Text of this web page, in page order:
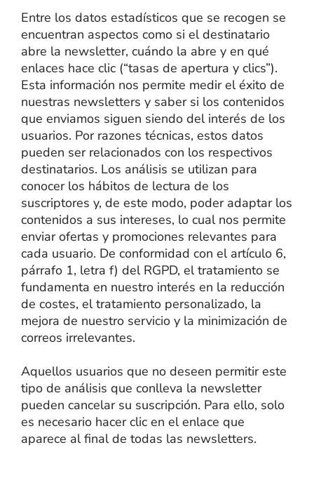
Entre los datos estadísticos que se recogen se
encuentran aspectos como si el destinatario
abre la newsletter, cuándo la abre y en qué
enlaces hace clic (“tasas de apertura y clics”).
Esta información nos permite medir el éxito de
nuestras newsletters y saber si los contenidos
que enviamos siguen siendo del interés de los
usuarios. Por razones técnicas, estos datos
pueden ser relacionados con los respectivos
destinatarios. Los análisis se utilizan para
conocer los hábitos de lectura de los
suscriptores y, de este modo, poder adaptar los
contenidos a sus intereses, lo cual nos permite
enviar ofertas y promociones relevantes para
cada usuario. De conformidad con el artículo 6,
párrafo 1, letra f) del RGPD, el tratamiento se
fundamenta en nuestro interés en la reducción
de costes, el tratamiento personalizado, la
mejora de nuestro servicio y la minimización de
correos irrelevantes.
Aquellos usuarios que no deseen permitir este
tipo de análisis que conlleva la newsletter
pueden cancelar su suscripción. Para ello, solo
es necesario hacer clic en el enlace que
aparece al final de todas las newsletters.